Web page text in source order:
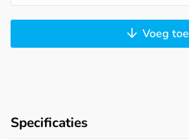
Voeg toe
Specificaties